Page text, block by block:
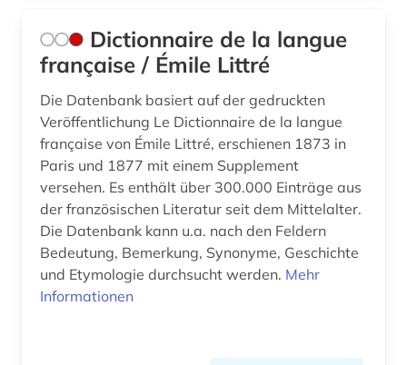
Dictionnaire de la langue
française / Émile Littré
Die Datenbank basiert auf der gedruckten
Veröffentlichung Le Dictionnaire de la langue
française von Émile Littré, erschienen 1873 in
Paris und 1877 mit einem Supplement
versehen. Es enthält über 300.000 Einträge aus
der französischen Literatur seit dem Mittelalter.
Die Datenbank kann u.a. nach den Feldern
Bedeutung, Bemerkung, Synonyme, Geschichte
und Etymologie durchsucht werden. Mehr
Informationen